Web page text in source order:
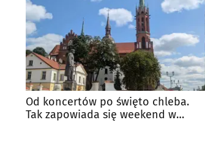
Od koncertów po święto chleba.
Tak zapowiada się weekend w